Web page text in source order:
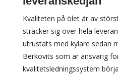
Kvaliteten på ölet är av
sträcker sig över hela
utrustats med kylare sedan
Berkovits som är ansvarig
kvalitetsledningssystem